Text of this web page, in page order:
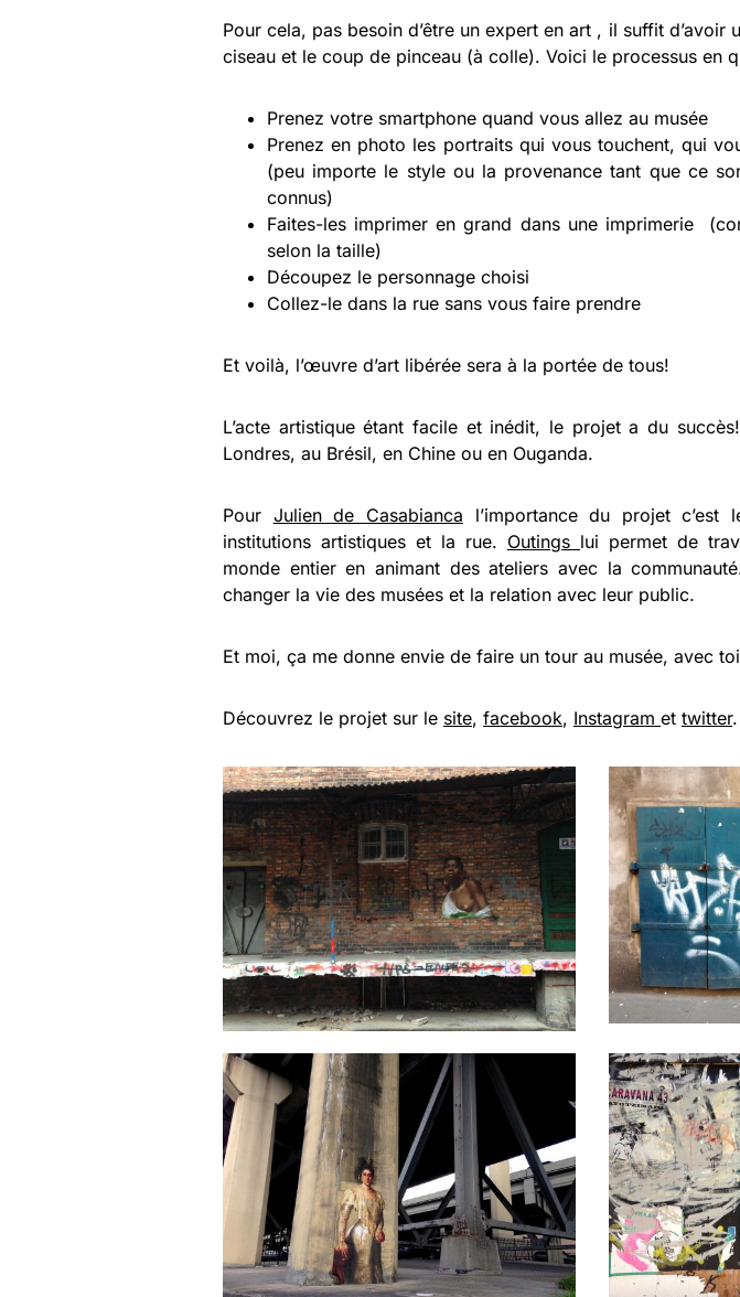
Pour cela, pas besoin d’être un expert en art , il suffit
ciseau et le coup de pinceau (à colle). Voici le processus en
Prenez votre smartphone quand vous allez au musée
Prenez en photo les portraits qui vous touchent, qui
(peu importe le style ou la provenance tant que ce
connus)
Faites-les imprimer en grand dans une imprimerie
selon la taille)
Découpez le personnage choisi
Collez-le dans la rue sans vous faire prendre
Et voilà, l’œuvre d’art libérée sera à la portée de tous!
L’acte artistique étant facile et inédit, le projet a du succès!
Londres, au Brésil, en Chine ou en Ouganda.
Pour Julien de Casabianca l’importance du projet c’est
institutions artistiques et la rue. Outings lui permet de
monde entier en animant des ateliers avec la
changer la vie des musées et la relation avec leur public.
Et moi, ça me donne envie de faire un tour au musée, avec
Découvrez le projet sur le site, facebook, Instagram et twitter